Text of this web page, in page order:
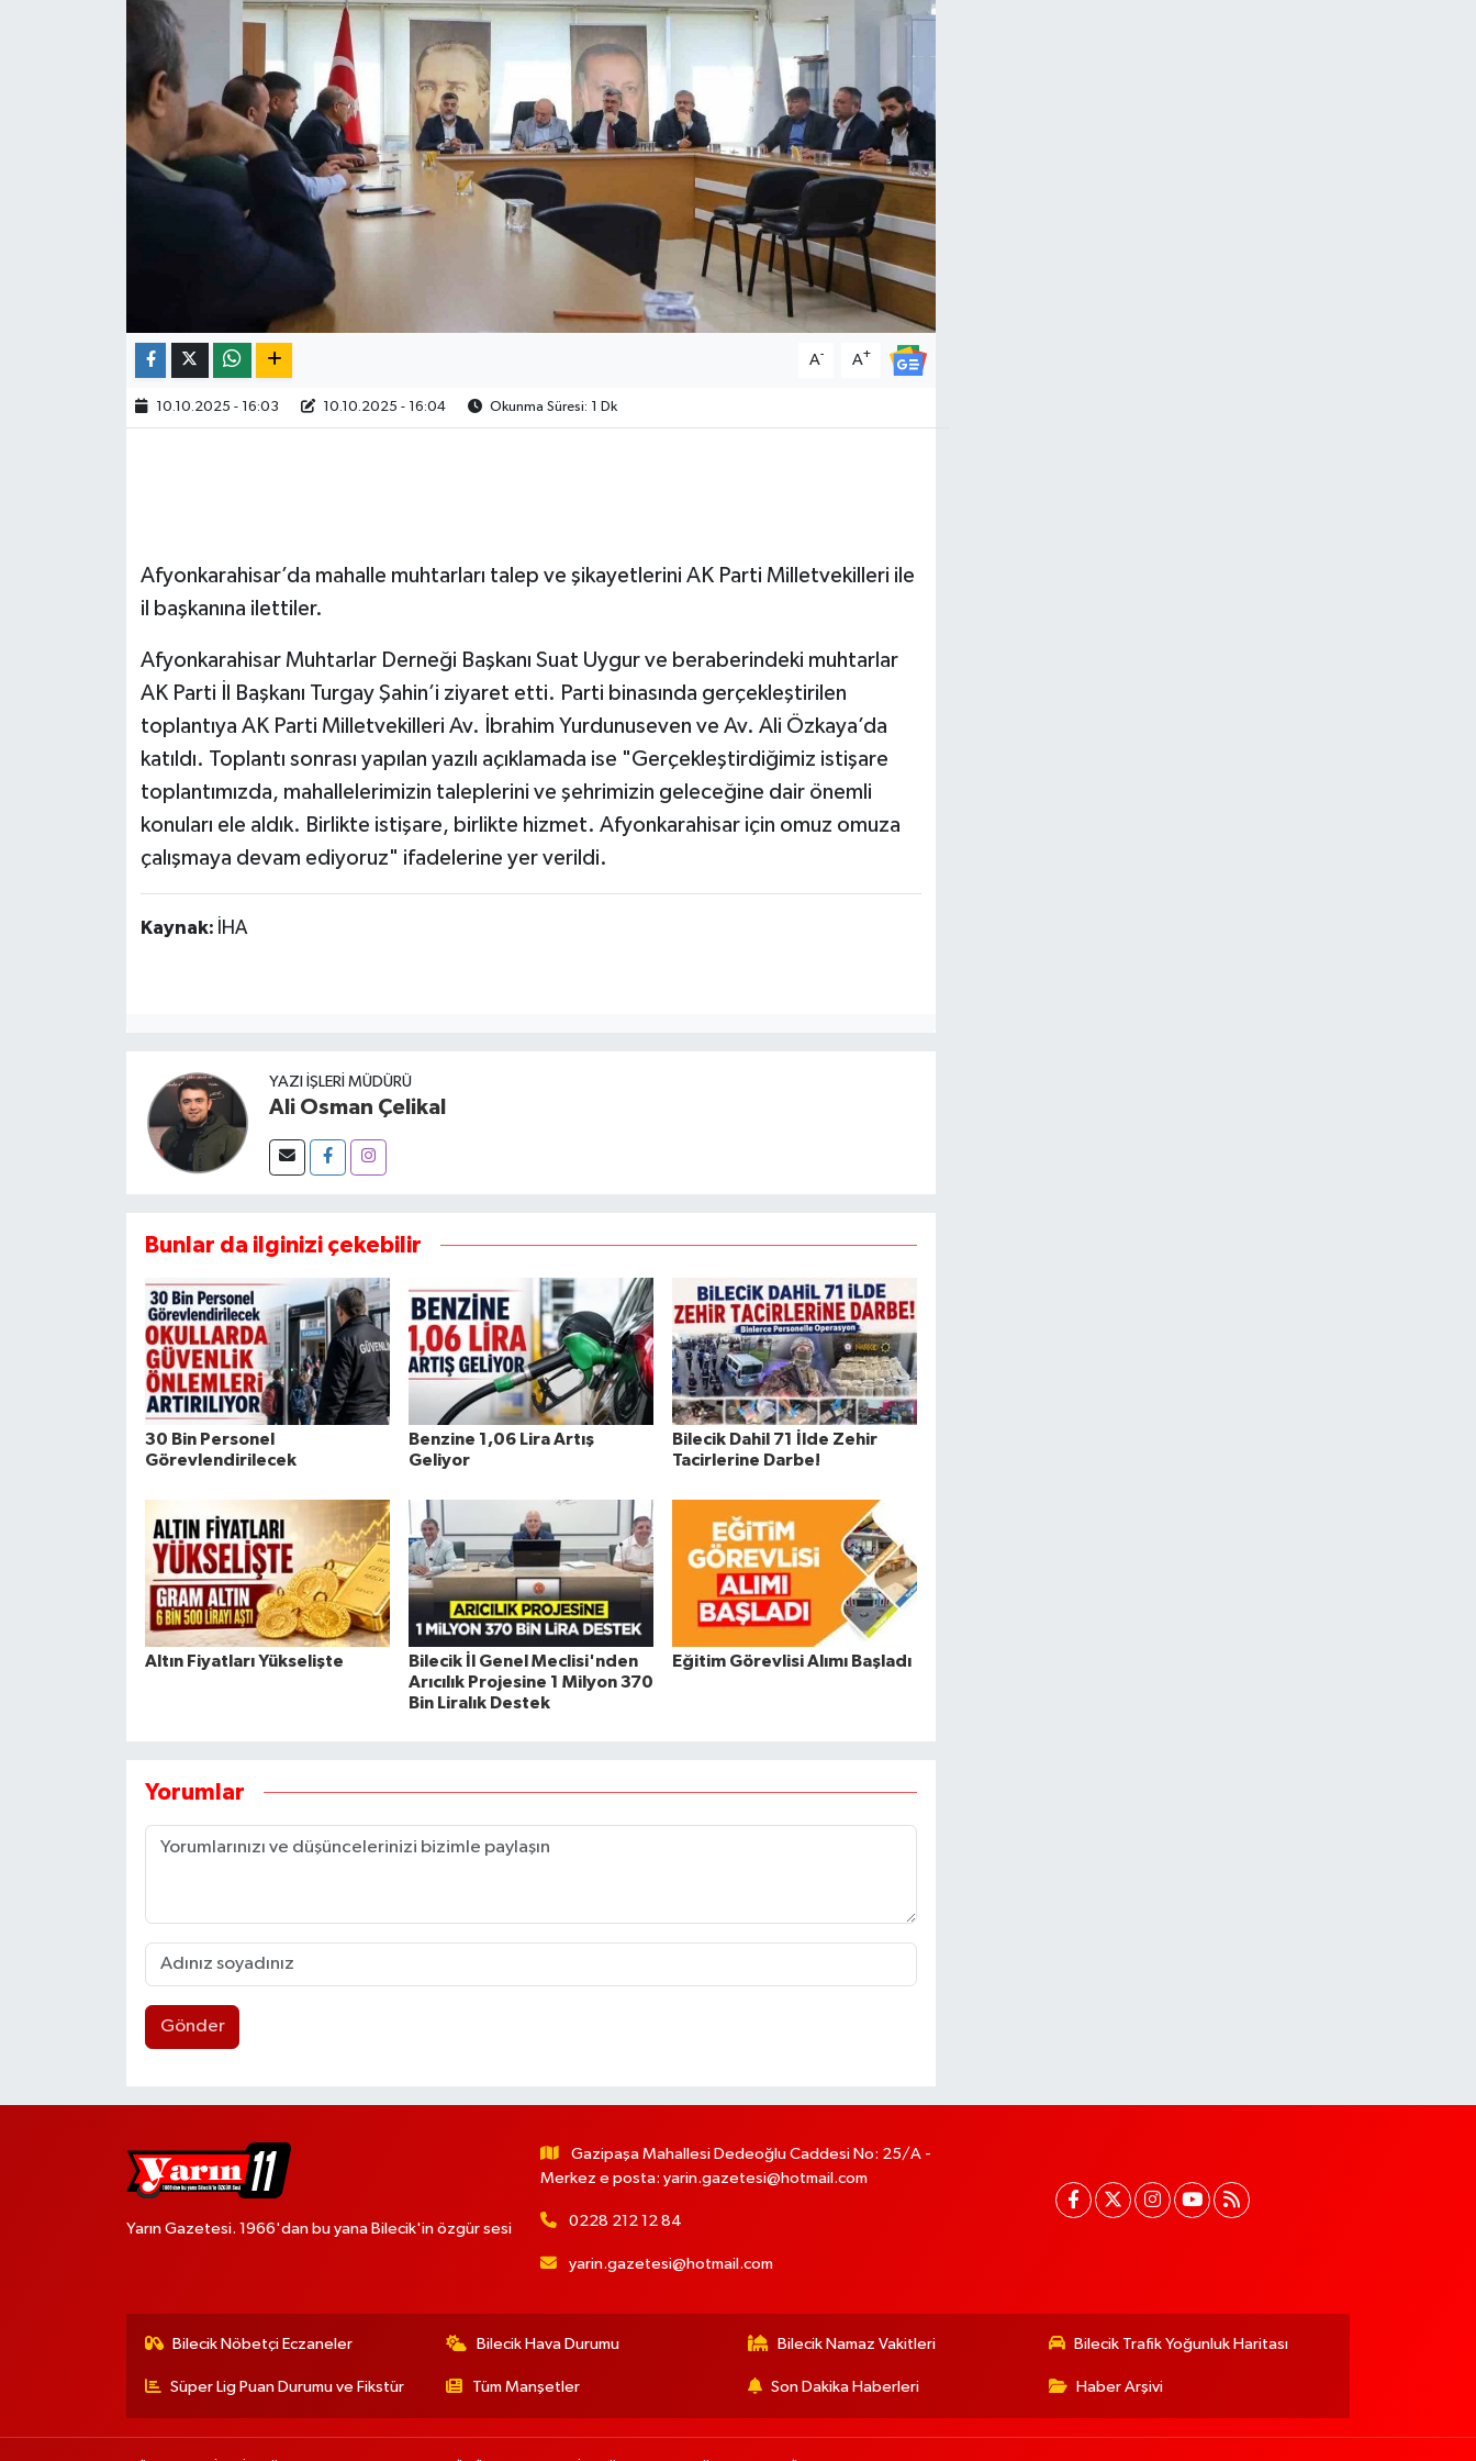
A- A+
10.10.2025 - 16:03 10.10.2025 - 16:04 Okunma Süresi: 1 Dk
Afyonkarahisar’da mahalle muhtarları talep ve şikayetlerini AK Parti Milletvekilleri ile
il başkanına ilettiler.
Afyonkarahisar Muhtarlar Derneği Başkanı Suat Uygur ve beraberindeki muhtarlar
AK Parti İl Başkanı Turgay Şahin’i ziyaret etti. Parti binasında gerçekleştirilen
toplantıya AK Parti Milletvekilleri Av. İbrahim Yurdunuseven ve Av. Ali Özkaya’da
katıldı. Toplantı sonrası yapılan yazılı açıklamada ise "Gerçekleştirdiğimiz istişare
toplantımızda, mahallelerimizin taleplerini ve şehrimizin geleceğine dair önemli
konuları ele aldık. Birlikte istişare, birlikte hizmet. Afyonkarahisar için omuz omuza
çalışmaya devam ediyoruz" ifadelerine yer verildi.
Kaynak: İHA
YAZI İŞLERI MÜDÜRÜ
Ali Osman Çelikal
Bunlar da ilginizi çekebilir
30 Bin Personel
Görevlendirilecek
Benzine 1,06 Lira Artış
Geliyor
Bilecik Dahil 71 İlde Zehir
Tacirlerine Darbe!
Altın Fiyatları Yükselişte
Bilecik İl Genel Meclisi'nden
Arıcılık Projesine 1 Milyon 370
Bin Liralık Destek
Eğitim Görevlisi Alımı Başladı
Yorumlar
Gönder
Yarın Gazetesi. 1966'dan bu yana Bilecik'in özgür sesi
Gazipaşa Mahallesi Dedeoğlu Caddesi No: 25/A -
Merkez e posta: yarin.gazetesi@hotmail.com
0228 212 12 84
yarin.gazetesi@hotmail.com
Bilecik Nöbetçi Eczaneler Bilecik Hava Durumu Bilecik Namaz Vakitleri Bilecik Trafik Yoğunluk Haritası
Süper Lig Puan Durumu ve Fikstür Tüm Manşetler Son Dakika Haberleri Haber Arşivi